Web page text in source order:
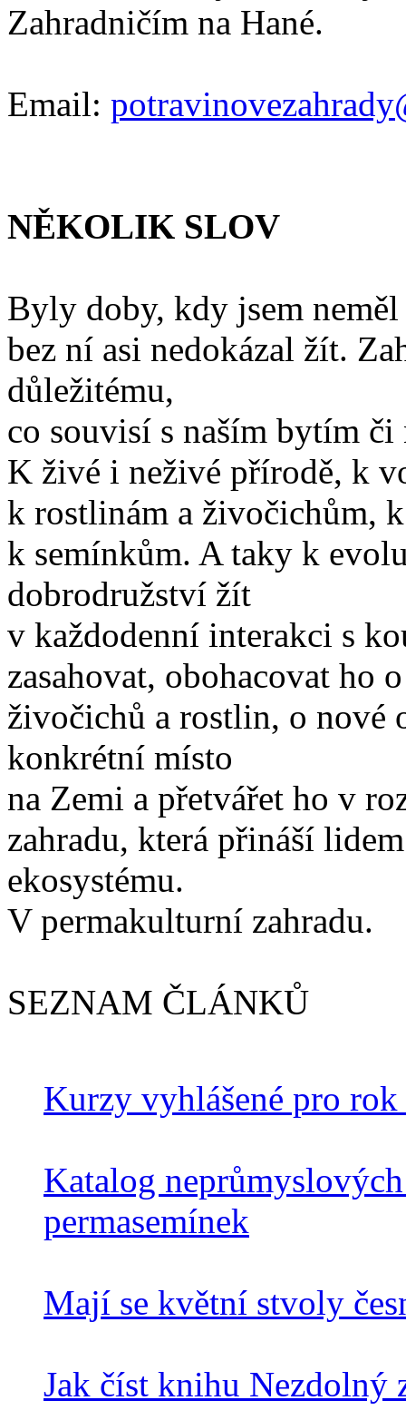
Zahradničím na Hané.
Email:
NĚKOLIK SLOV
Byly doby, kdy jsem
bez ní asi nedokázal žít.
důležitému,
co souvisí s naším bytím
K živé i neživé přírodě, k
k rostlinám a živočichům,
k semínkům. A taky k
dobrodružství žít
v každodenní interakci s
zasahovat, obohacovat ho
živočichů a rostlin, o nové
konkrétní místo
na Zemi a přetvářet ho v
zahradu, která přináší
ekosystému.
V permakulturní zahradu.
SEZNAM ČLÁNKŮ
Kurzy vyhlášené pro
Katalog
permasemínek
Mají se květní stvoly
Jak číst knihu Nezdolný